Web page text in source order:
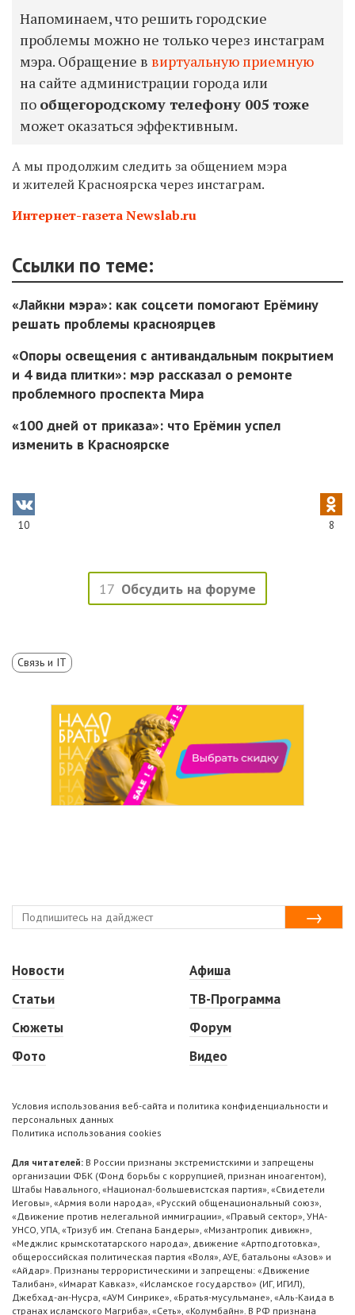
Напоминаем, что решить городские
проблемы можно не только через инстаграм
мэра. Обращение в виртуальную приемную
на сайте администрации города или
по общегородскому телефону 005 тоже
может оказаться эффективным.
А мы продолжим следить за общением мэра
и жителей Красноярска через инстаграм.
Интернет-газета Newslab.ru
Ссылки по теме:
«Лайкни мэра»: как соцсети помогают Ерёмину
решать проблемы красноярцев
«Опоры освещения с антивандальным покрытием
и 4 вида плитки»: мэр рассказал о ремонте
проблемного проспекта Мира
«100 дней от приказа»: что Ерёмин успел
изменить в Красноярске
10 8
17 Обсудить на форуме
Связь и IT
Новости
Статьи
Сюжеты
Фото
Афиша
ТВ-Программа
Форум
Видео
Условия использования веб-сайта и политика конфиденциальности и
персональных данных
Политика использования cookies
Для читателей: В России признаны экстремистскими и запрещены
организации ФБК (Фонд борьбы с коррупцией, признан иноагентом),
Штабы Навального, «Национал-большевистская партия», «Свидетели
Иеговы», «Армия воли народа», «Русский общенациональный союз»,
«Движение против нелегальной иммиграции», «Правый сектор», УНА-
УНСО, УПА, «Тризуб им. Степана Бандеры», «Мизантропик дивижн»,
«Меджлис крымскотатарского народа», движение «Артподготовка»,
общероссийская политическая партия «Воля», АУЕ, батальоны «Азов» и
«Айдар». Признаны террористическими и запрещены: «Движение
Талибан», «Имарат Кавказ», «Исламское государство» (ИГ, ИГИЛ),
Джебхад-ан-Нусра, «АУМ Синрике», «Братья-мусульмане», «Аль-Каида в
странах исламского Магриба», «Сеть», «Колумбайн». В РФ признана